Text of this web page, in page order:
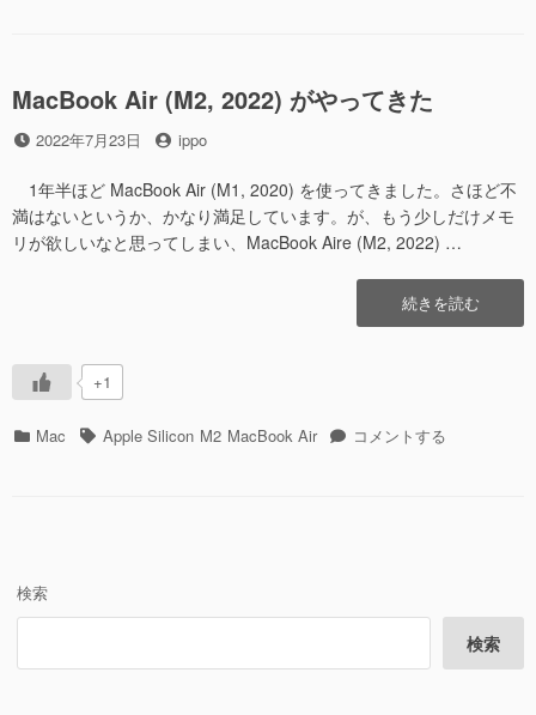
速
い”の
り
ED25519
鍵
方
が
強
固
し
い
へ
MacBook Air (M2, 2022) がやってきた
投
日
2022年7月23日
投
者
ippo
1年半ほど MacBook Air (M1, 2020) を使ってきました。さほど不
満はないというか、かなり満足しています。が、もう少しだけメモ
リが欲しいなと思ってしまい、MacBook Aire (M2, 2022) …
“MacBook
Air
っ
続きを読む
+1
カ Mac
タ Apple Silicon M2 MacBook Air
MacBook
き
に
コメントする
検索
検索